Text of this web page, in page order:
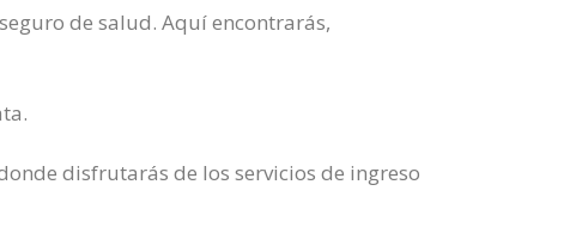
de salud. Aquí encontrarás,
disfrutarás de los servicios de ingreso